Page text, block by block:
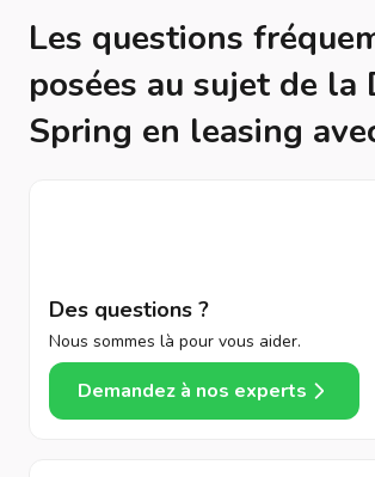
Les questions
posées au sujet de la
Spring en leasing
Des questions ?
Nous sommes là pour vous aider.
Demandez à nos experts